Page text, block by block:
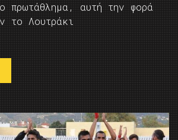
πρωτάθλημα, αυτή την φορά
το Λουτράκι